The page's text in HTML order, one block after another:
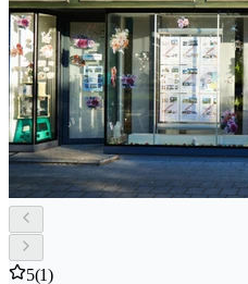
5(1)